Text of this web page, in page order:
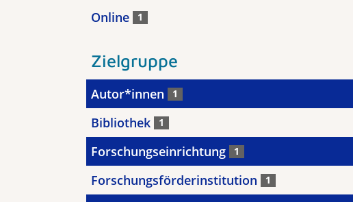
Online 1
Zielgruppe
Autor*innen 1
Bibliothek 1
Forschungseinrichtung 1
Forschungsförderinstitution 1